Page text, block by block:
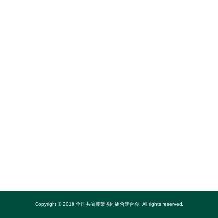
Copyright © 2018 全国共済農業協同組合連合会. All rights reserved.